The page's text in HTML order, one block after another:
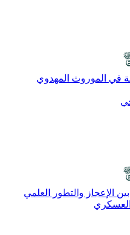
في الموروث المهدوي
الإعجاز والتطور العلمي